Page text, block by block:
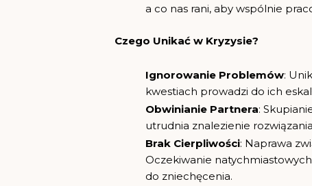
a co nas rani, aby wspólnie
Czego Unikać w Kryzysie?
Ignorowanie Problemów:
kwestiach prowadzi do ich
Obwinianie Partnera:
utrudnia znalezienie
Brak Cierpliwości: Naprawa
Oczekiwanie
do zniechęcenia.